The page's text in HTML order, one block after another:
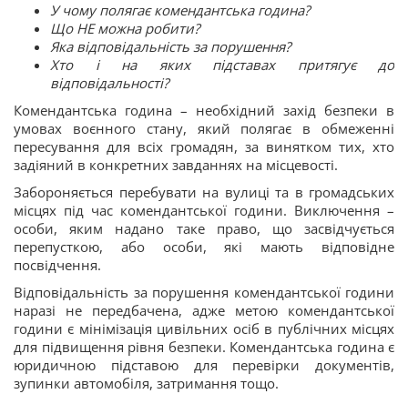
У чому полягає комендантська година?
Що НЕ можна робити?
Яка відповідальність за порушення?
Хто і на яких підставах притягує до
відповідальності?
Комендантська година – необхідний захід безпеки в
умовах воєнного стану, який полягає в обмеженні
пересування для всіх громадян, за винятком тих, хто
задіяний в конкретних завданнях на місцевості.
Забороняється перебувати на вулиці та в громадських
місцях під час комендантської години. Виключення –
особи, яким надано таке право, що засвідчується
перепусткою, або особи, які мають відповідне
посвідчення.
Відповідальність за порушення комендантської години
наразі не передбачена, адже метою комендантської
години є мінімізація цивільних осіб в публічних місцях
для підвищення рівня безпеки. Комендантська година є
юридичною підставою для перевірки документів,
зупинки автомобіля, затримання тощо.